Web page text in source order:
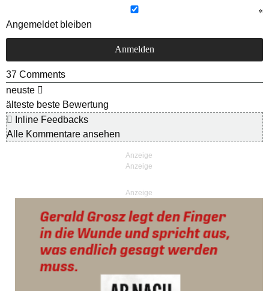
Angemeldet bleiben
37 Comments
neuste
älteste beste Bewertung
Inline Feedbacks
Alle Kommentare ansehen
Anzeige